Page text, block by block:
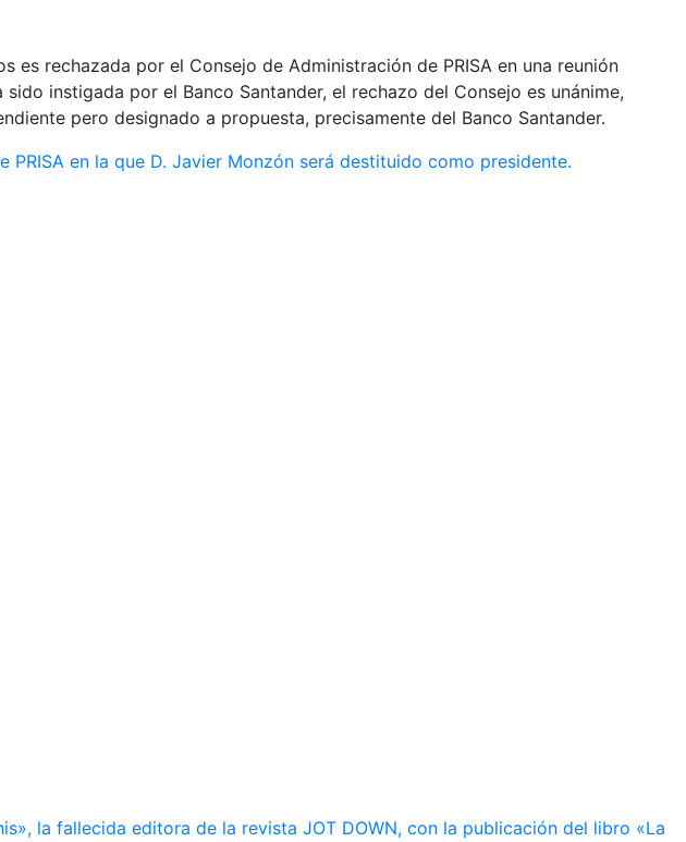
es rechazada por el Consejo de Administración de PRISA en una reunión
instigada por el Banco Santander, el rechazo del Consejo es unánime,
pero designado a propuesta, precisamente del Banco Santander.
PRISA en la que D. Javier Monzón será destituido como presidente.
la fallecida editora de la revista JOT DOWN, con la publicación del libro «La